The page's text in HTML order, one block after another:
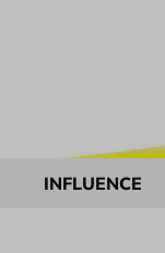
INFLUENCE